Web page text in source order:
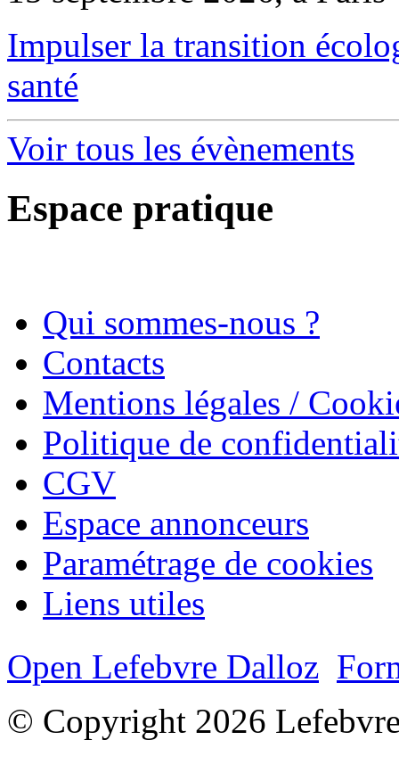
Impulser la transition
santé
Voir tous les évènements
Espace pratique
Qui sommes-nous ?
Contacts
Mentions légales /
Politique de
CGV
Espace annonceurs
Paramétrage de cookies
Liens utiles
Open Lefebvre Dalloz
© Copyright 2026